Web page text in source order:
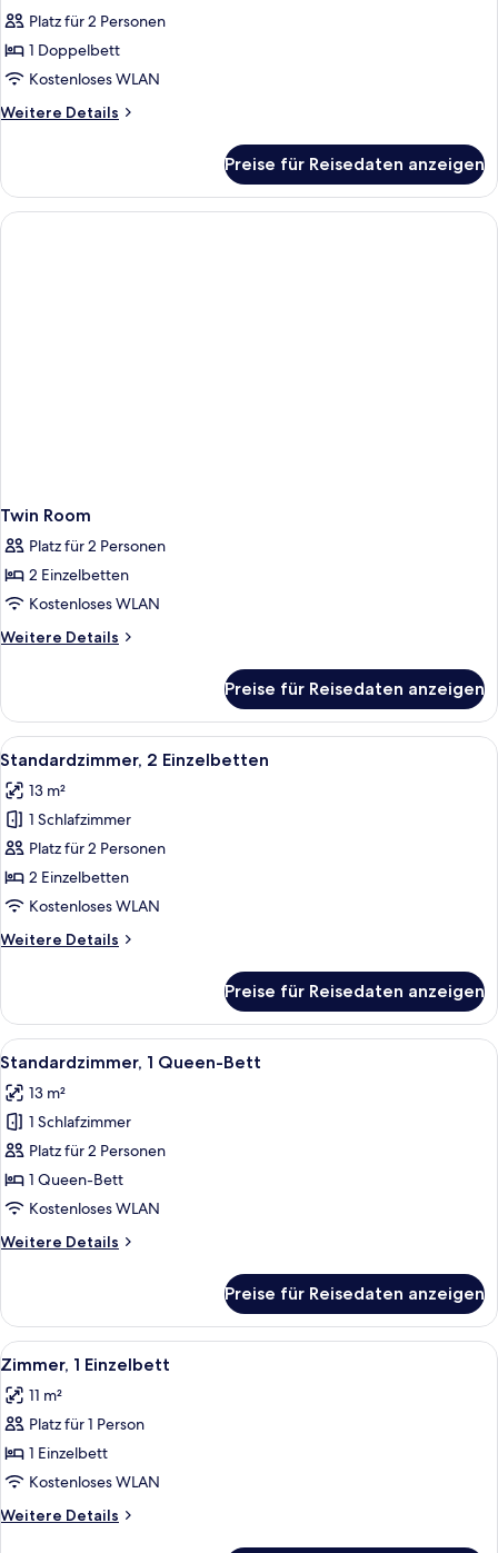
Platz für 2 Personen
1 Doppelbett
Kostenloses WLAN
Weitere Details
Weitere
Room
Preise für Reisedaten anzeigen
Twin Room
Platz für 2 Personen
2 Einzelbetten
Kostenloses WLAN
Weitere Details
Weitere
Room
Preise für Reisedaten anzeigen
Alle
Fotos
für
Standardzimmer,
2 Einzelbetten
anzeigen
Ein Hotelzimmer mit zwei Betten,
5
Standardzimmer, 2 Einzelbetten
13 m²
1 Schlafzimmer
Platz für 2 Personen
2 Einzelbetten
Kostenloses WLAN
Weitere Details
Weitere
2 Einzelbetten
Preise für Reisedaten anzeigen
Alle
Fotos
für
Standardzimmer,
1
Queen-
Bett
Ein Hotelzimmer mit einem Bett,
2
Standardzimmer, 1 Queen-Bett
13 m²
1 Schlafzimmer
Platz für 2 Personen
1 Queen-Bett
Kostenloses WLAN
Weitere Details
Weitere
1
Queen-
Bett
Preise für Reisedaten anzeigen
Alle
Fotos
für
Zimmer,
1 Einzelbett
anzeigen
Ein modernes Hotelzimmer mit Bett,
2
Zimmer, 1 Einzelbett
11 m²
Platz für 1 Person
1 Einzelbett
Kostenloses WLAN
Weitere Details
Weitere